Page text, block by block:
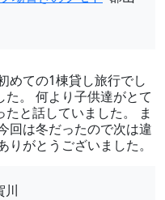
めての1棟貸し旅行でし
。 何より子供達がとて
と話していました。 ま
回は冬だったので次は違
がとうございました。
川